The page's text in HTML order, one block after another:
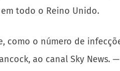
todo o Reino Unido.
como o número de
ao canal Sky News.